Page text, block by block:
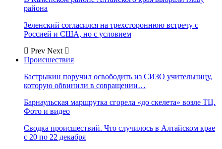
района
Зеленский согласился на трехстороннюю встречу с
Россией и США, но с условием
Prev Next
Происшествия
Бастрыкин поручил освободить из СИЗО учительницу,
которую обвинили в совращении…
Барнаульская маршрутка сгорела «до скелета» возле ТЦ.
Фото и видео
Сводка происшествий. Что случилось в Алтайском крае
с 20 по 22 декабря